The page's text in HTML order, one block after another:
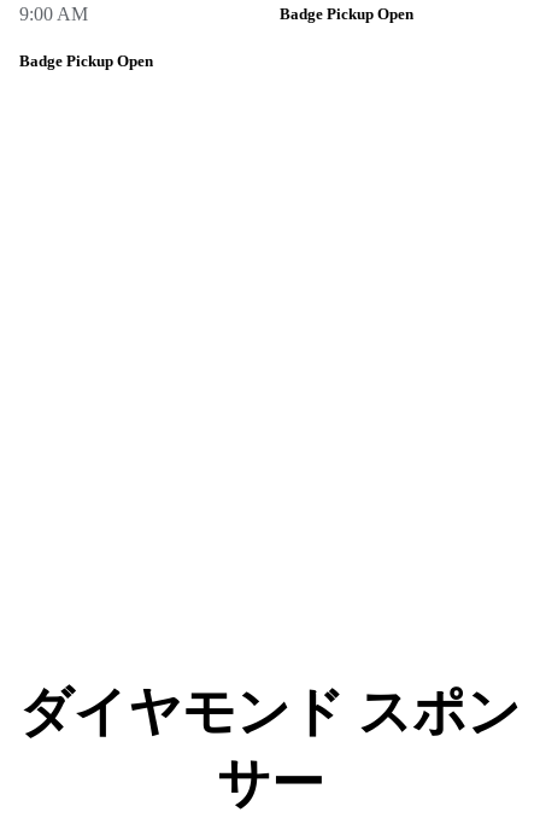
9:00 AM
Badge Pickup Open
Badge Pickup Open
ダイヤモンド スポン
サー